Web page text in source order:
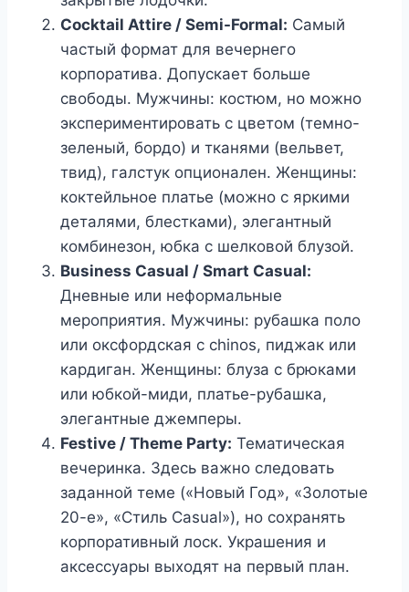
Cocktail Attire / Semi-Formal: Самый
частый формат для вечернего
корпоратива. Допускает больше
свободы. Мужчины: костюм, но можно
экспериментировать с цветом (темно-
зеленый, бордо) и тканями (вельвет,
твид), галстук опционален. Женщины:
коктейльное платье (можно с яркими
деталями, блестками), элегантный
комбинезон, юбка с шелковой блузой.
Business Casual / Smart Casual:
Дневные или неформальные
мероприятия. Мужчины: рубашка поло
или оксфордская с chinos, пиджак или
кардиган. Женщины: блуза с брюками
или юбкой-миди, платье-рубашка,
элегантные джемперы.
Festive / Theme Party: Тематическая
вечеринка. Здесь важно следовать
заданной теме («Новый Год», «Золотые
20-е», «Стиль Casual»), но сохранять
корпоративный лоск. Украшения и
аксессуары выходят на первый план.